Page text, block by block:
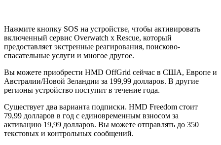
Нажмите кнопку SOS на устройстве, чтобы активировать
включенный сервис Overwatch x Rescue, который
предоставляет экстренные реагирования, поисково-
спасательные услуги и многое другое.
Вы можете приобрести HMD OffGrid сейчас в США, Европе и
Австралии/Новой Зеландии за 199,99 долларов. В другие
регионы устройство поступит в течение года.
Существует два варианта подписки. HMD Freedom стоит
79,99 долларов в год с единовременным взносом за
активацию 19,99 долларов. Вы можете отправлять до 350
текстовых и контрольных сообщений.